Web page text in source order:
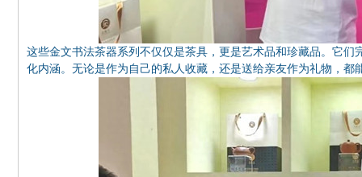
这些金文书法茶器系列不仅仅是茶具，更是艺术品和珍藏品。它
化内涵。无论是作为自己的私人收藏，还是送给亲友作为礼物，都